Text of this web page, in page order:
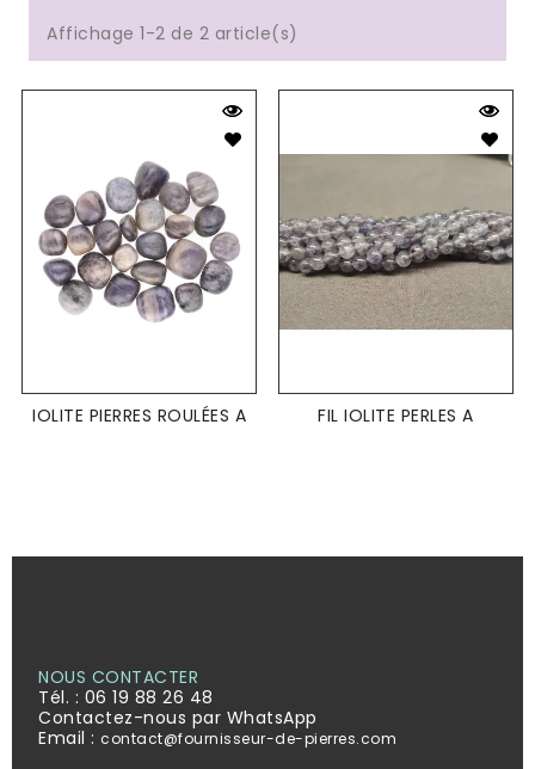
Affichage 1-2 de 2 article(s)
IOLITE PIERRES ROULÉES A FIL IOLITE PERLES A
NOUS CONTACTER
Tél. : 06 19 88 26 48
Contactez-nous par WhatsApp
Email : contact@fournisseur-de-pierres.com